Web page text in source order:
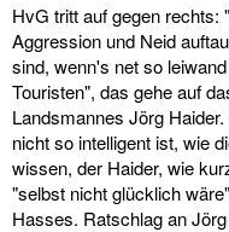
HvG tritt auf gegen rechts:
Aggression und Neid
sind, wenn's net so
Touristen", das gehe auf
Landsmannes Jörg
nicht so intelligent ist, wie
wissen, der Haider, wie
"selbst nicht glücklich
Hasses. Ratschlag an